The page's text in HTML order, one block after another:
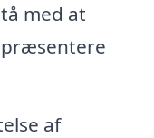
med at
af